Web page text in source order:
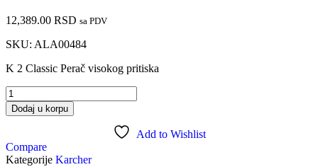
12,389.00 RSD sa PDV
SKU: ALA00484
K 2 Classic Perač visokog pritiska
Dodaj u korpu
Add to Wishlist
Compare
Kategorije Karcher